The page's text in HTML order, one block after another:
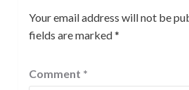
Your email address will not be
fields are marked*
Comment *